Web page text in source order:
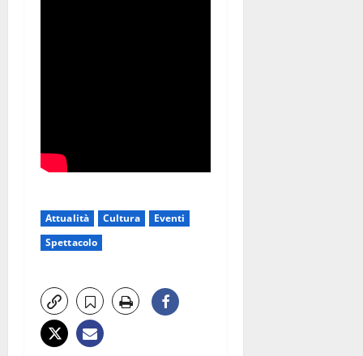
Attualità Cultura
Eventi
Spettacolo